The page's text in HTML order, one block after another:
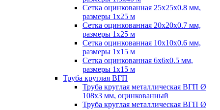
Сетка оцинкованная 25х25х0.8 мм,
размеры 1х25 м
Сетка оцинкованная 20х20х0.7 мм,
размеры 1х25 м
Сетка оцинкованная 10х10х0.6 мм,
размеры 1х15 м
Сетка оцинкованная 6х6х0.5 мм,
размеры 1х15 м
Труба круглая ВГП
Труба круглая металлическая ВГП Ø
108х3 мм, оцинкованный
Труба круглая металлическая ВГП Ø